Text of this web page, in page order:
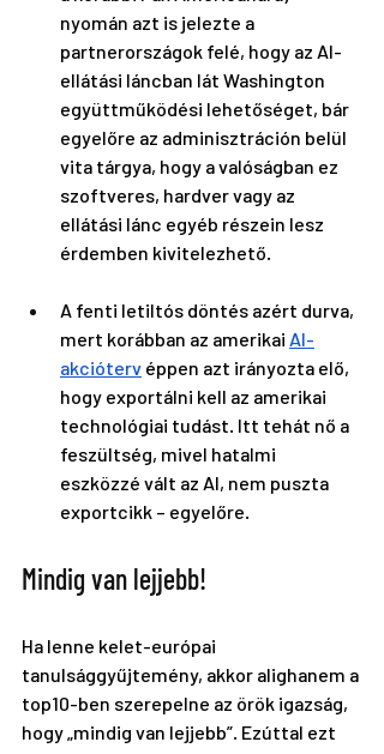
nyomán azt is jelezte a
partnerországok felé, hogy az AI-
ellátási láncban lát Washington
együttműködési lehetőséget, bár
egyelőre az adminisztráción belül
vita tárgya, hogy a valóságban ez
szoftveres, hardver vagy az
ellátási lánc egyéb részein lesz
érdemben kivitelezhető.
A fenti letiltós döntés azért durva,
mert korábban az amerikai AI-
akcióterv éppen azt irányozta elő,
hogy exportálni kell az amerikai
technológiai tudást. Itt tehát nő a
feszültség, mivel hatalmi
eszközzé vált az AI, nem puszta
exportcikk – egyelőre.
Mindig van lejjebb!
Ha lenne kelet-európai
tanulsággyűjtemény, akkor alighanem a
top10-ben szerepelne az örök igazság,
hogy „mindig van lejjebb”. Ezúttal ezt